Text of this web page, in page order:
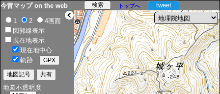
> tweet
今昔マップ on the web トップへ
1 2
4画面
図郭線表示
現在地表示
現在地中心
軌跡
地図不透明度